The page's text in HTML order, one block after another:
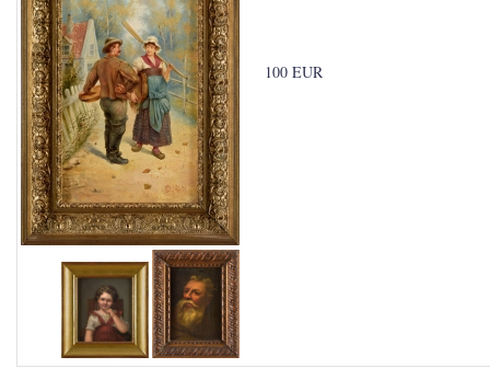
100 EUR